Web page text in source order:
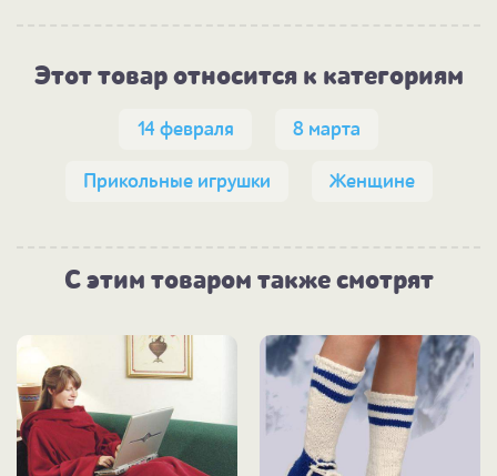
Этот товар относится к категориям
14 февраля 8 марта
Прикольные игрушки Женщине
С этим товаром также смотрят